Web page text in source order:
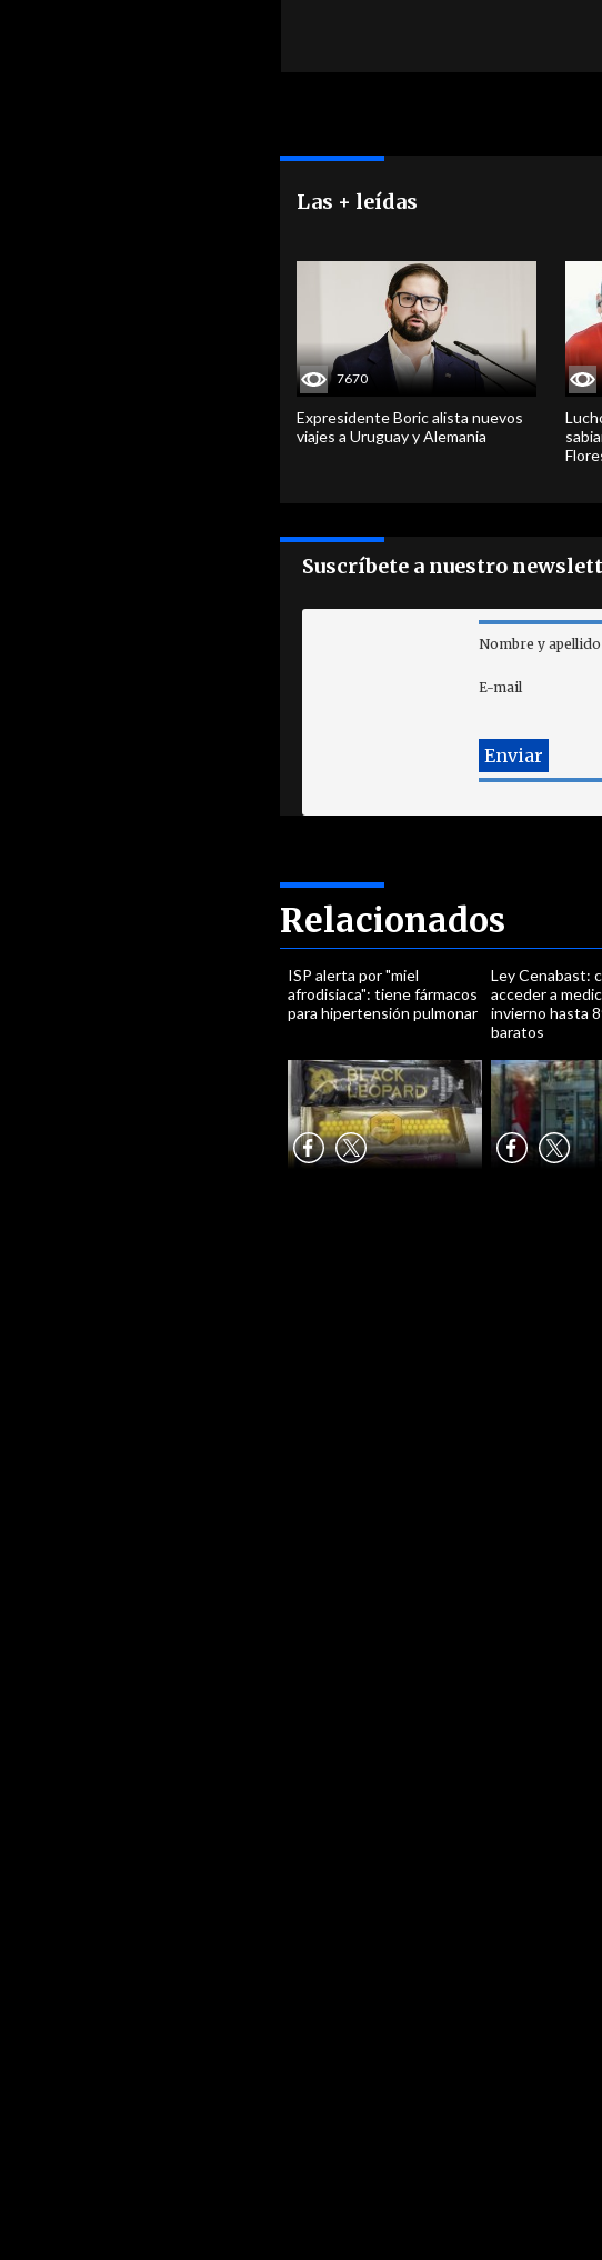
Las + leídas
7670
Expresidente Boric alista nuevos
viajes a Uruguay y Alemania
Suscríbete a nuestro
Nombre y apellido
E-mail
Relacionados
ISP alerta por "miel
afrodisiaca": tiene fármacos
para hipertensión pulmonar
Ley Cenabast:
acceder a
invierno hasta
baratos